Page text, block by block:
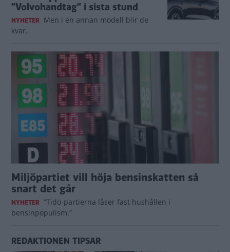
”Volvohandtag” i sista stund
NYHETER Men i en annan modell blir de
kvar.
Miljöpartiet vill höja bensinskatten så
snart det går
NYHETER ”Tidö-partierna låser fast hushållen i
bensinpopulism.”
REDAKTIONEN TIPSAR